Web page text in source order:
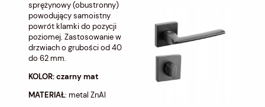
sprężynowy (obustronny)
powodujący samoistny
powrót klamki do pozycji
poziomej. Zastosowanie w
drzwiach o grubości od 40
do 62 mm.
KOLOR: czarny mat
MATERIAŁ: metal ZnAl